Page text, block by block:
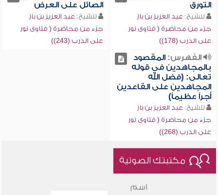
التورق
للشيخ: عبد العزيز بن باز
جزء من محاضرة ( فتاوى نور
على الدرب (178))
الصائل على العرض
للشيخ: عبد العزيز بن باز
جزء من محاضرة ( فتاوى نور
على الدرب (243))
الفهرس:المقصود
بالمجاهدين في قوله
تعالى: (فضل الله
المجاهدين على القاعدين
أجراً عظيماً)
للشيخ: عبد العزيز بن باز
جزء من محاضرة ( فتاوى نور
على الدرب (268))
مكتبتك الصوتية
اسم